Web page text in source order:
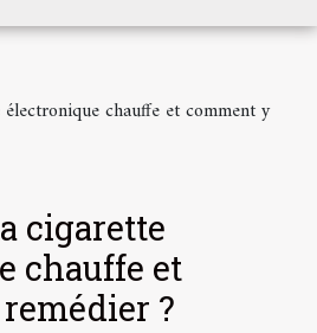
chauffe et comment y
cigarette
chauffe et
?